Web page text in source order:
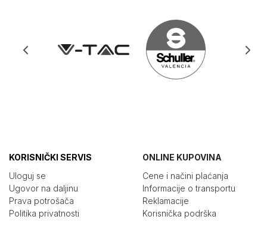
KORISNIČKI SERVIS
Uloguj se
Ugovor na daljinu
Prava potrošača
Politika privatnosti
ONLINE KUPOVINA
Cene i načini plaćanja
Informacije o transportu
Reklamacije
Korisnička podrška